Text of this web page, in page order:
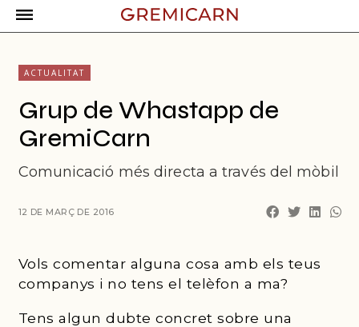
ACTUALITAT
Grup de Whastapp de
GremiCarn
Comunicació més directa a través del mòbil
Vols comentar alguna cosa amb els teus
companys i no tens el telèfon a ma?
Tens algun dubte concret sobre una